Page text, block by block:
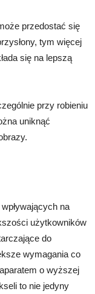
przedostać się
tym więcej
się na lepszą
przy robieniu
uniknąć
na
użytkowników
do
wymagania co
o wyższej
to nie jedyny